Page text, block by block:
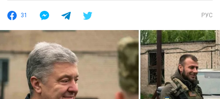
31 РУС